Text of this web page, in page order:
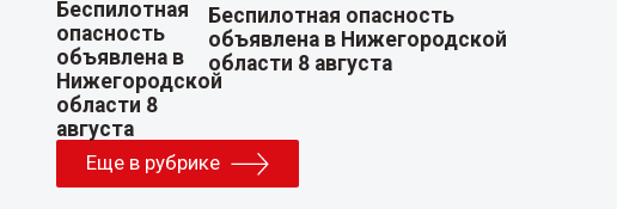
Беспилотная опасность
объявлена в Нижегородской
области 8 августа
Еще в рубрике